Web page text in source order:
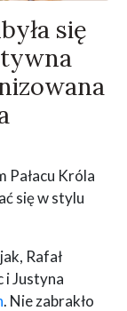
się
Pałacu Króla
się w stylu
Rafał
i Justyna
. Nie zabrakło